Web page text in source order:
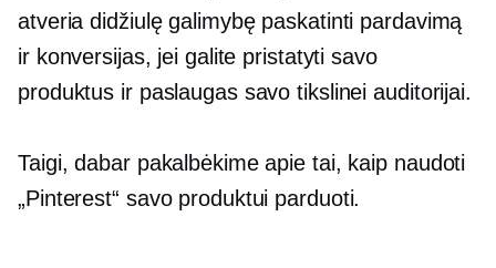
atveria didžiulę galimybę paskatinti pardavimą
ir konversijas, jei galite pristatyti savo
produktus ir paslaugas savo tikslinei auditorijai.
Taigi, dabar pakalbėkime apie tai, kaip naudoti
„Pinterest“ savo produktui parduoti.